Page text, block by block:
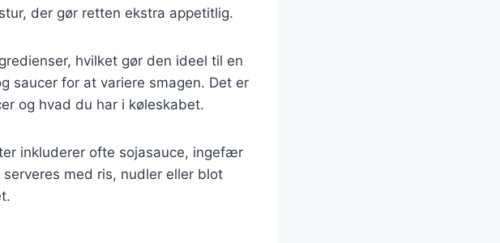
der gør retten ekstra appetitlig.
hvilket gør den ideel til en
saucer for at variere smagen. Det er
og hvad du har i køleskabet.
inkluderer ofte sojasauce, ingefær
med ris, nudler eller blot